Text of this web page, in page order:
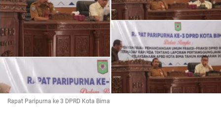
Rapat Paripurna ke 3 DPRD Kota Bima